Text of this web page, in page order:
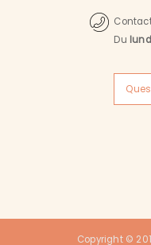
Du
Copyright ©